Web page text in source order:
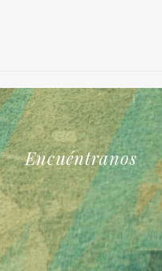
Encuéntranos